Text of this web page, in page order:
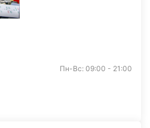
Пн-Вс: 09:00 - 21:00